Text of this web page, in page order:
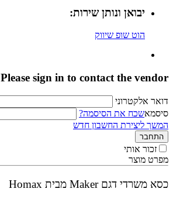
יבואן ונותן שירות:
הוט שופ שיווק
Please sign in to contact the vendor
דואר אלקטרוני
סיסמאשכח את הסיסמה?
המשך ליצירת החשבון חדש
התחבר
זכור אותי
מפרט מוצר
כסא משרדי דגם Maker מבית Homax